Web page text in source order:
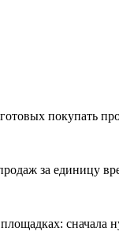
покупать
за единицу